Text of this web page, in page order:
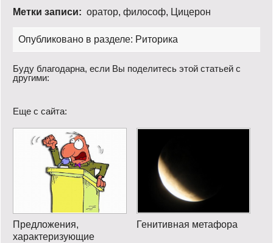
Метки записи: оратор, философ, Цицерон
Опубликовано в разделе: Риторика
Буду благодарна, если Вы поделитесь этой статьей с
другими:
Еще с сайта:
Предложения,
характеризующие
Генитивная метафора